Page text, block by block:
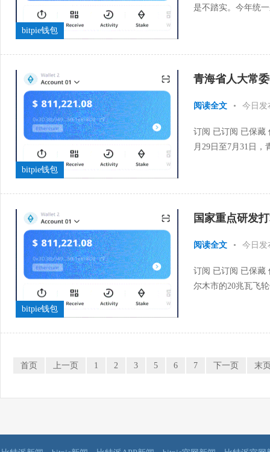
bitpie钱包
是不踏实。今年统
bitpie钱包
青海省人大常
阅读全文 • 今日发
订阅 已订阅 已保藏
月29日至7月31日
bitpie钱包
国家重点研发
阅读全文 • 今日发
订阅 已订阅 已保藏
尔木市的20兆瓦飞
首页 上一页 1 2 3 5 6 7 下一页 末